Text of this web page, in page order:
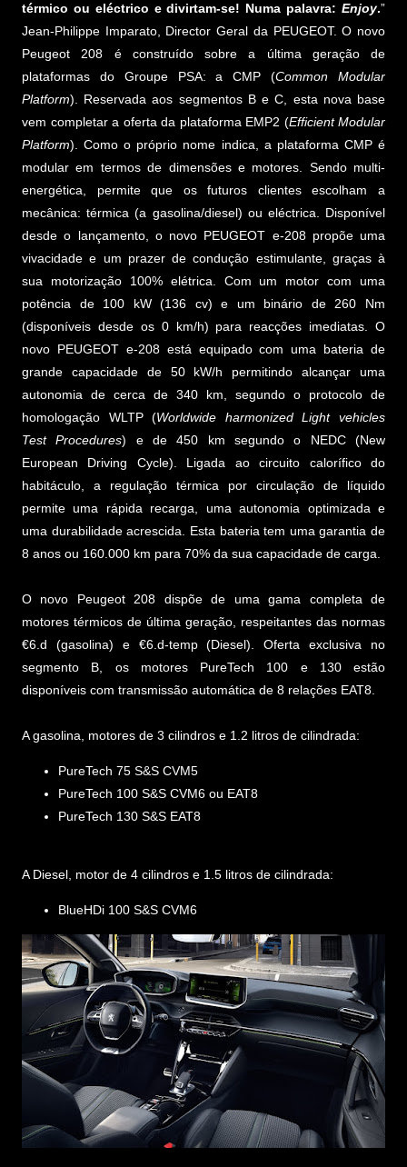
térmico ou eléctrico e divirtam-se! Numa palavra: Enjoy.”
Jean-Philippe Imparato, Director Geral da PEUGEOT. O novo
Peugeot 208 é construído sobre a última geração de
plataformas do Groupe PSA: a CMP (Common Modular
Platform). Reservada aos segmentos B e C, esta nova base
vem completar a oferta da plataforma EMP2 (Efficient Modular
Platform). Como o próprio nome indica, a plataforma CMP é
modular em termos de dimensões e motores. Sendo multi-
energética, permite que os futuros clientes escolham a
mecânica: térmica (a gasolina/diesel) ou eléctrica. Disponível
desde o lançamento, o novo PEUGEOT e-208 propõe uma
vivacidade e um prazer de condução estimulante, graças à
sua motorização 100% elétrica. Com um motor com uma
potência de 100 kW (136 cv) e um binário de 260 Nm
(disponíveis desde os 0 km/h) para reacções imediatas. O
novo PEUGEOT e-208 está equipado com uma bateria de
grande capacidade de 50 kW/h permitindo alcançar uma
autonomia de cerca de 340 km, segundo o protocolo de
homologação WLTP (Worldwide harmonized Light vehicles
Test Procedures) e de 450 km segundo o NEDC (New
European Driving Cycle). Ligada ao circuito calorífico do
habitáculo, a regulação térmica por circulação de líquido
permite uma rápida recarga, uma autonomia optimizada e
uma durabilidade acrescida. Esta bateria tem uma garantia de
8 anos ou 160.000 km para 70% da sua capacidade de carga.
O novo Peugeot 208 dispõe de uma gama completa de
motores térmicos de última geração, respeitantes das normas
€6.d (gasolina) e €6.d-temp (Diesel). Oferta exclusiva no
segmento B, os motores PureTech 100 e 130 estão
disponíveis com transmissão automática de 8 relações EAT8.
A gasolina, motores de 3 cilindros e 1.2 litros de cilindrada:
PureTech 75 S&S CVM5
PureTech 100 S&S CVM6 ou EAT8
PureTech 130 S&S EAT8
A Diesel, motor de 4 cilindros e 1.5 litros de cilindrada:
BlueHDi 100 S&S CVM6